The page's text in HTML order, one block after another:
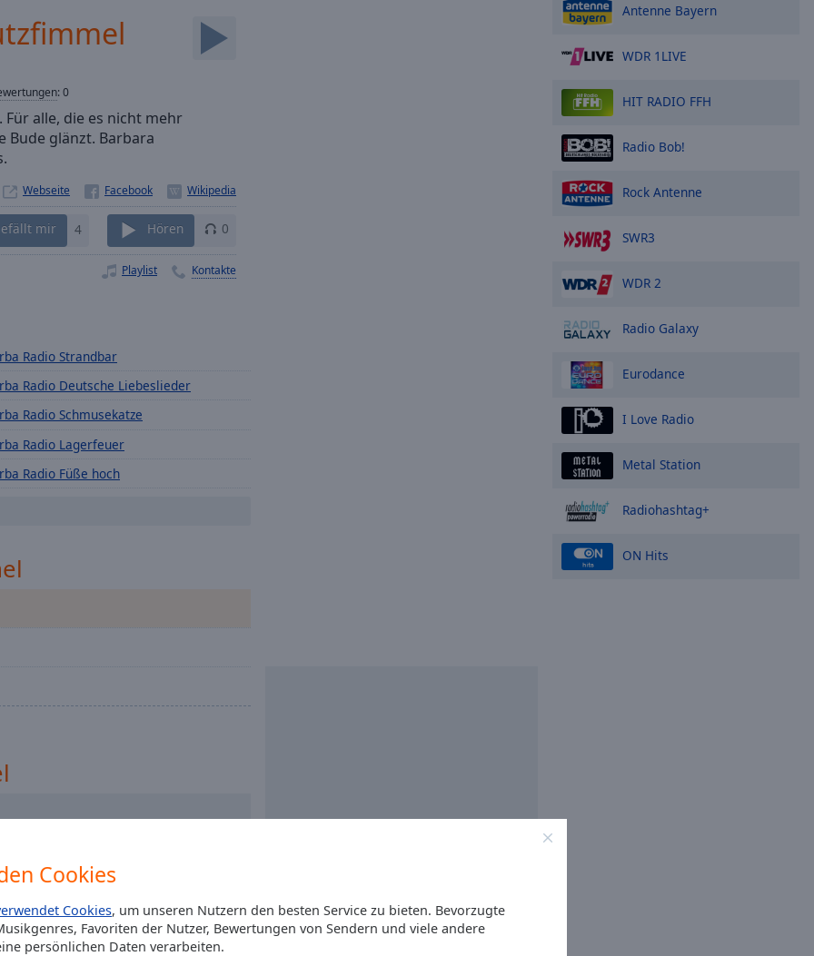
Cookies
Cookies, um unseren Nutzern den besten Service zu bieten. Bevorzugte
Favoriten der Nutzer, Bewertungen von Sendern und viele andere
persönlichen Daten verarbeiten.
:0
alle, die es nicht mehr
Bude glänzt. Barbara
Webseite
mir 4 Hören 0
Playlist Kontakte
Radio Strandbar
Radio Deutsche Liebeslieder
Radio Schmusekatze
Radio Lagerfeuer
Radio Füße hoch
Antenne Bayern
WDR 1LIVE
HIT RADIO FFH
Radio Bob!
Rock Antenne
SWR3
WDR 2
Radio Galaxy
Eurodance
I Love Radio
Metal Station
Radiohashtag+
ON Hits